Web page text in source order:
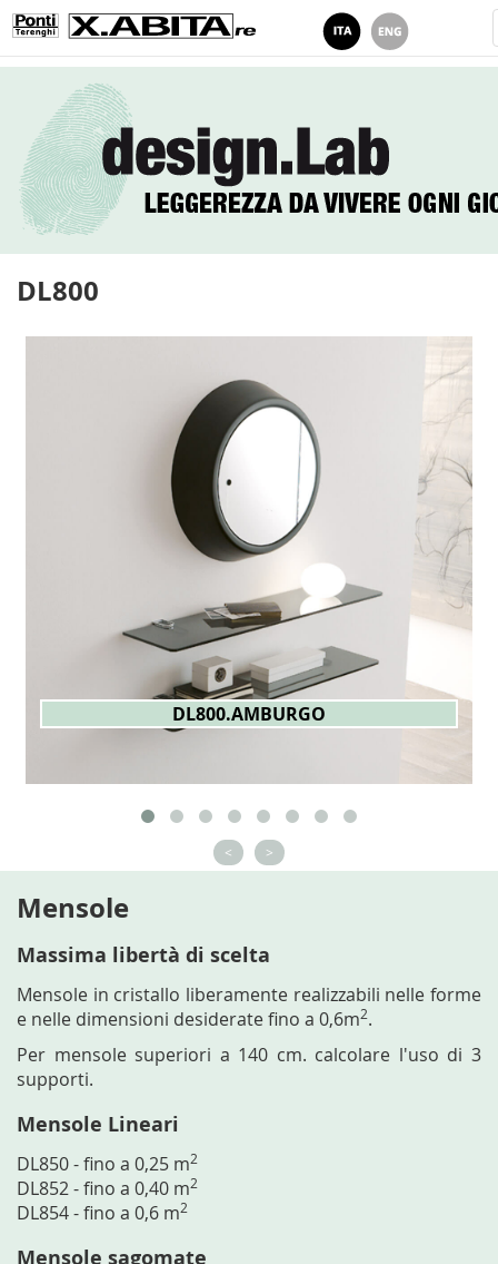
DL800
DL800.AMBURGO
< >
Mensole
Massima libertà di scelta
Mensole in cristallo liberamente realizzabili nelle forme
e nelle dimensioni desiderate fino a 0,6m2.
Per mensole superiori a 140 cm. calcolare l'uso di 3
supporti.
Mensole Lineari
DL850 - fino a 0,25 m2
DL852 - fino a 0,40 m2
DL854 - fino a 0,6 m2
Mensole sagomate